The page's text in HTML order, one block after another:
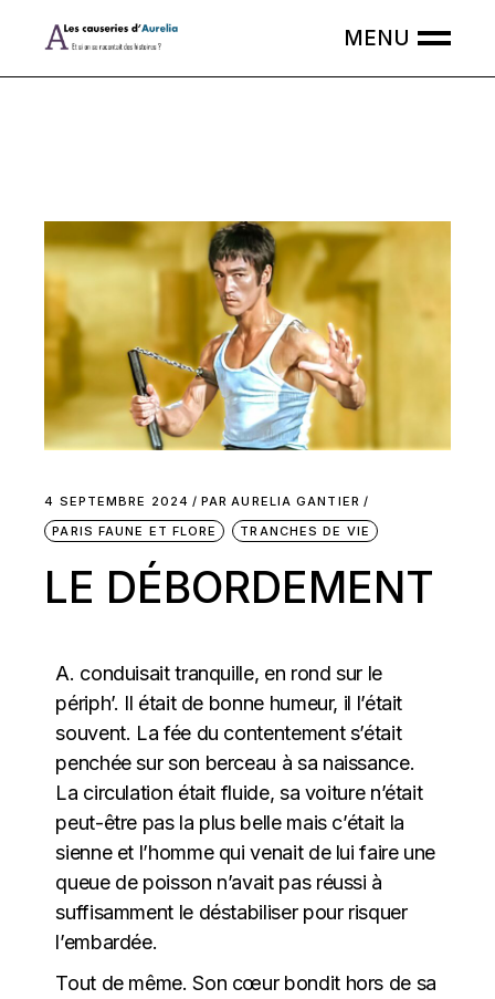
4 SEPTEMBRE 2024 PAR AURELIA GANTIER
PARIS FAUNE ET FLORE
TRANCHES DE VIE
LE DÉBORDEMENT
A. conduisait tranquille, en rond sur le
périph’. Il était de bonne humeur, il l’était
souvent. La fée du contentement s’était
penchée sur son berceau à sa naissance.
La circulation était fluide, sa voiture n’était
peut-être pas la plus belle mais c’était la
sienne et l’homme qui venait de lui faire une
queue de poisson n’avait pas réussi à
suffisamment le déstabiliser pour risquer
l’embardée.
Tout de même. Son cœur bondit hors de sa